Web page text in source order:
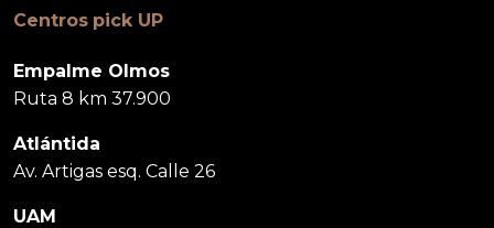
Centros pick UP
Empalme Olmos
Ruta 8 km 37.900
Atlántida
Av. Artigas esq. Calle 26
UAM